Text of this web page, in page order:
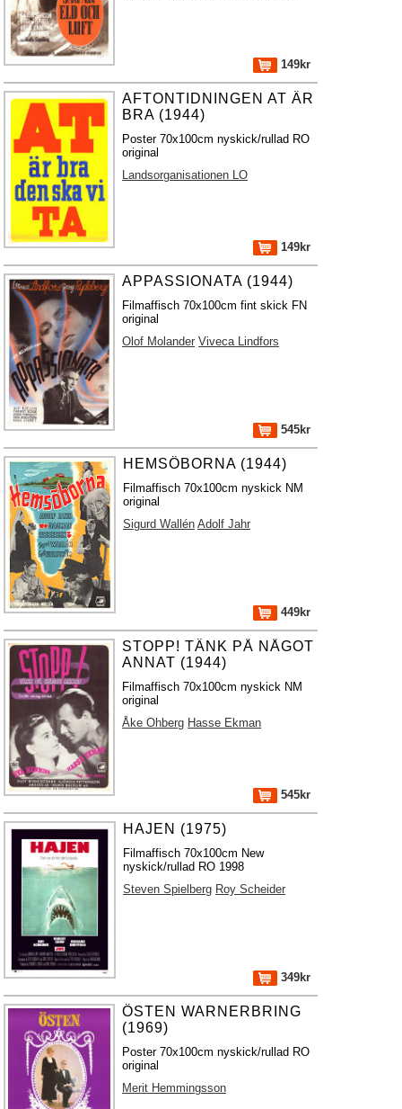
149kr
AFTONTIDNINGEN AT ÄR
BRA (1944)
Poster 70x100cm nyskick/rullad RO
original
Landsorganisationen LO
149kr
APPASSIONATA (1944)
Filmaffisch 70x100cm fint skick FN
original
Olof Molander Viveca Lindfors
545kr
HEMSÖBORNA (1944)
Filmaffisch 70x100cm nyskick NM
original
Sigurd Wallén Adolf Jahr
449kr
STOPP! TÄNK PÅ NÅGOT
ANNAT (1944)
Filmaffisch 70x100cm nyskick NM
original
Åke Ohberg Hasse Ekman
545kr
HAJEN (1975)
Filmaffisch 70x100cm New
nyskick/rullad RO 1998
Steven Spielberg Roy Scheider
349kr
ÖSTEN WARNERBRING
(1969)
Poster 70x100cm nyskick/rullad RO
original
Merit Hemmingsson